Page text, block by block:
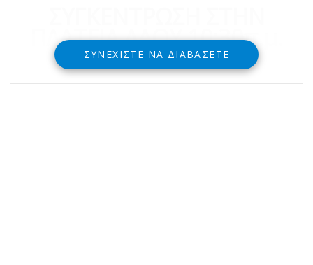
ΠΛΑΤΕΙΑ ΛΑΟΥ 10:30π.μ.
ΣΥΝΕΧΊΣΤΕ ΝΑ ΔΙΑΒΆΣΕΤΕ